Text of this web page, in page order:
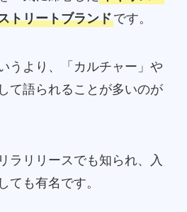
トリートブランドです。
うより、「カルチャー」や
て語られることが多いのが
ラリリースでも知られ、入
ても有名です。